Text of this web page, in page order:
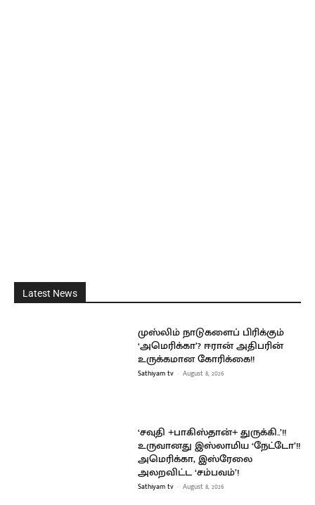
Latest News
முஸ்லிம் நாடுகளைப் பிரிக்கும்
‘அமெரிக்கா’? ஈரான் அதிபரின்
உருக்கமான கோரிக்கை!!
Sathiyam tv - August 8, 2026
‘சவுதி +பாகிஸ்தான்+ துருக்கி..’!!
உருவானது இஸ்லாமிய ‘நேட்டோ’!!
அமெரிக்கா, இஸ்ரேலை
அலறவிட்ட ‘சம்பவம்’!
Sathiyam tv - August 8, 2026